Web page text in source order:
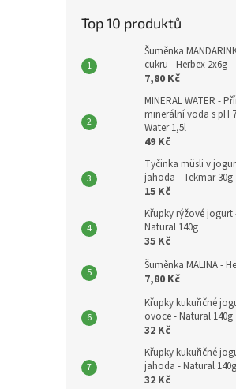
Top 10 produktů
Šuměnka
cukru - Herbex 2x6g
7,80 Kč
MINERAL WATER -
minerální voda s pH
Water 1,5l
49 Kč
Tyčinka müsli v
jahoda - Tekmar 30g
15 Kč
Křupky rýžové
Natural 140g
35 Kč
Šuměnka MALINA -
7,80 Kč
Křupky kukuřičné
ovoce - Natural 140g
32 Kč
Křupky kukuřičné
jahoda - Natural 140g
32 Kč